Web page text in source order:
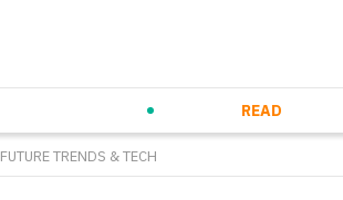
READ
FUTURE TRENDS & TECH